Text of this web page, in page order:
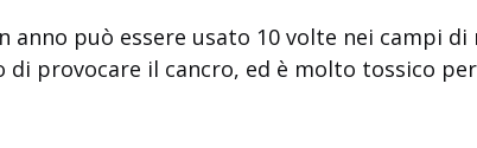
anno può essere usato 10 volte nei campi di
provocare il cancro, ed è molto tossico